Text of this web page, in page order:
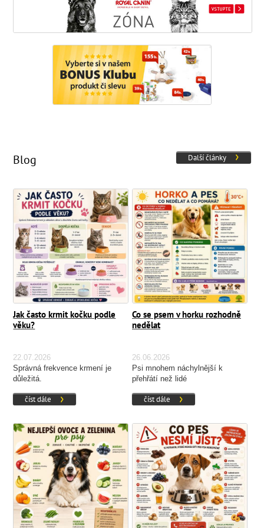
Další články
Blog
Jak často krmit kočku podle
věku?
22.07.2026
Správná frekvence krmení je
důležitá.
číst dále
Co se psem v horku rozhodně
nedělat
26.06.2026
Psi mnohem náchylnější k
přehřátí než lidé
číst dále